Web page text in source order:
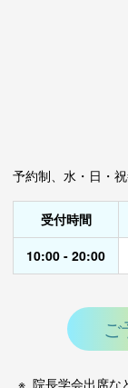
予約制、水・日・
受付時間
10:00 - 20:00
ご
院長学会出席な